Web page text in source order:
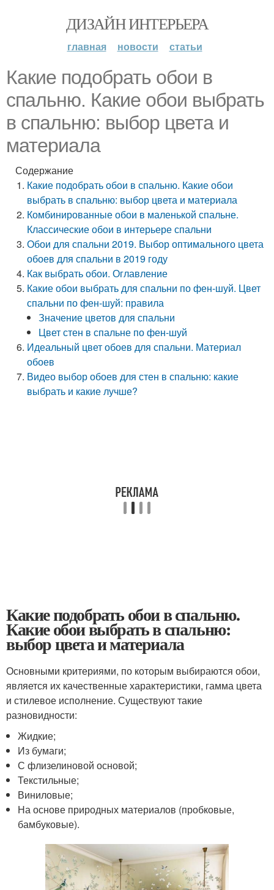
ДИЗАЙН ИНТЕРЬЕРА
главная новости статьи
Какие подобрать обои в
спальню. Какие обои выбрать
в спальню: выбор цвета и
материала
Содержание
Какие подобрать обои в спальню. Какие обои
выбрать в спальню: выбор цвета и материала
Комбинированные обои в маленькой спальне.
Классические обои в интерьере спальни
Обои для спальни 2019. Выбор оптимального цвета
обоев для спальни в 2019 году
Как выбрать обои. Оглавление
Какие обои выбрать для спальни по фен-шуй. Цвет
спальни по фен-шуй: правила
Значение цветов для спальни
Цвет стен в спальне по фен-шуй
Идеальный цвет обоев для спальни. Материал
обоев
Видео выбор обоев для стен в спальню: какие
выбрать и какие лучше?
Какие подобрать обои в спальню.
Какие обои выбрать в спальню:
выбор цвета и материала
Основными критериями, по которым выбираются обои,
является их качественные характеристики, гамма цвета
и стилевое исполнение. Существуют такие
разновидности:
Жидкие;
Из бумаги;
С флизелиновой основой;
Текстильные;
Виниловые;
На основе природных материалов (пробковые,
бамбуковые).